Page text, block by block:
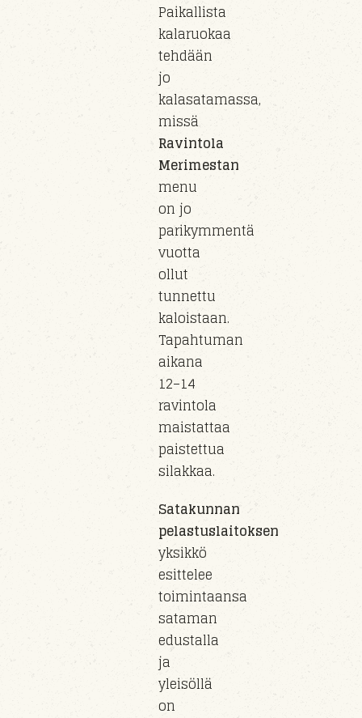
Paikallista
kalaruokaa
tehdään
jo
kalasatamassa,
missä
Ravintola
Merimestan
menu
on jo
parikymmentä
vuotta
ollut
tunnettu
kaloistaan.
Tapahtuman
aikana
12–14
ravintola
maistattaa
paistettua
silakkaa.
Satakunnan
pelastuslaitoksen
yksikkö
esittelee
toimintaansa
sataman
edustalla
ja
yleisöllä
on